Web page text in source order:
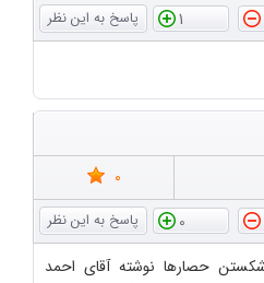
1
0
0
حصارها نوشته آقای احمد